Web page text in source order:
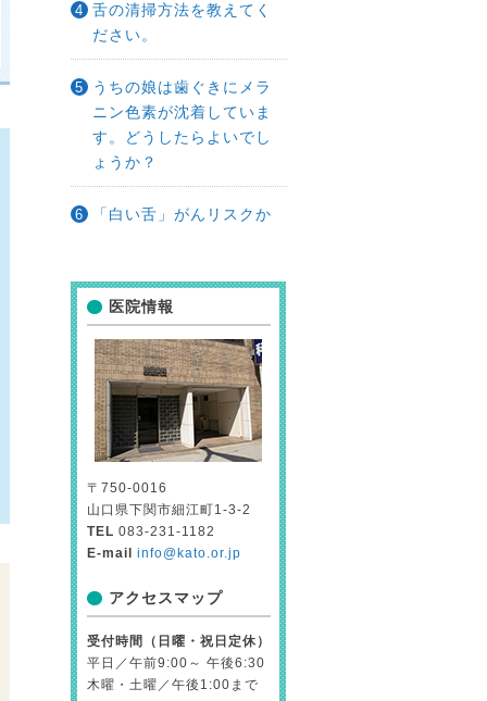
舌の清掃方法を教えてく
ださい。
うちの娘は歯ぐきにメラ
ニン色素が沈着していま
す。どうしたらよいでし
ょうか？
「白い舌」がんリスクか
医院情報
〒750-0016
山口県下関市細江町1-3-2
TEL 083-231-1182
E-mail
info@kato.or.jp
アクセスマップ
受付時間（日曜・祝日定休）
平日／午前9:00～ 午後6:30
木曜・土曜／午後1:00まで